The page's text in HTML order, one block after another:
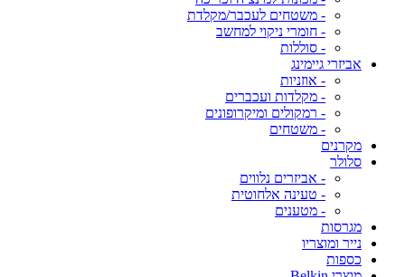
- משטחים לעכבר/מקלדת
- חומרי ניקוי למחשב
- סוללות
אביזרי גיימינג
- אוזניות
- מקלדות ועכברים
- רמקולים ומיקרופונים
- משטחים
מקרנים
סלולר
- אביזרים נלווים
- טעינה אלחוטית
- מטענים
מגרסות
נייר ומוצריו
כספות